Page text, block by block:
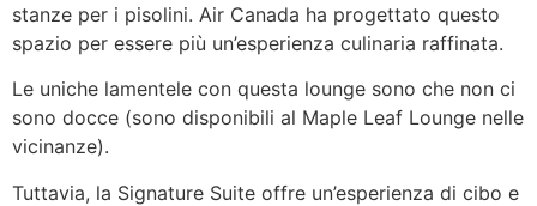
stanze per i pisolini. Air Canada ha progettato questo
spazio per essere più un’esperienza culinaria raffinata.
Le uniche lamentele con questa lounge sono che non ci
sono docce (sono disponibili al Maple Leaf Lounge nelle
vicinanze).
Tuttavia, la Signature Suite offre un’esperienza di cibo e